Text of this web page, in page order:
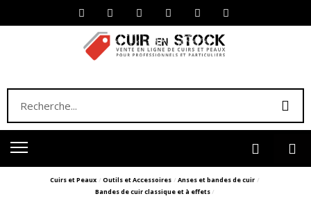
Cuirs et Peaux Outils et Accessoires
Anses et bandes de cuir
Bandes de cuir classique et à effets